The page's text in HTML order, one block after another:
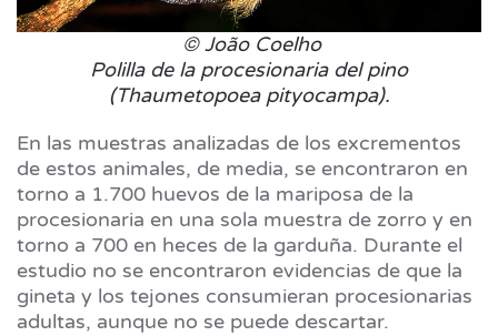
© João Coelho
Polilla de la procesionaria del pino
(Thaumetopoea pityocampa).
En las muestras analizadas de los excrementos
de estos animales, de media, se encontraron en
torno a 1.700 huevos de la mariposa de la
procesionaria en una sola muestra de zorro y en
torno a 700 en heces de la garduña. Durante el
estudio no se encontraron evidencias de que la
gineta y los tejones consumieran procesionarias
adultas, aunque no se puede descartar.